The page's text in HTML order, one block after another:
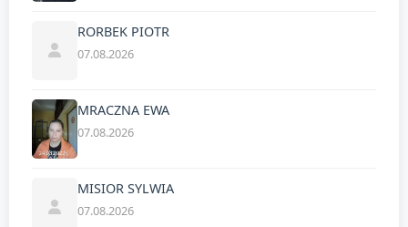
RORBEK PIOTR
07.08.2026
MRACZNA EWA
07.08.2026
MISIOR SYLWIA
07.08.2026